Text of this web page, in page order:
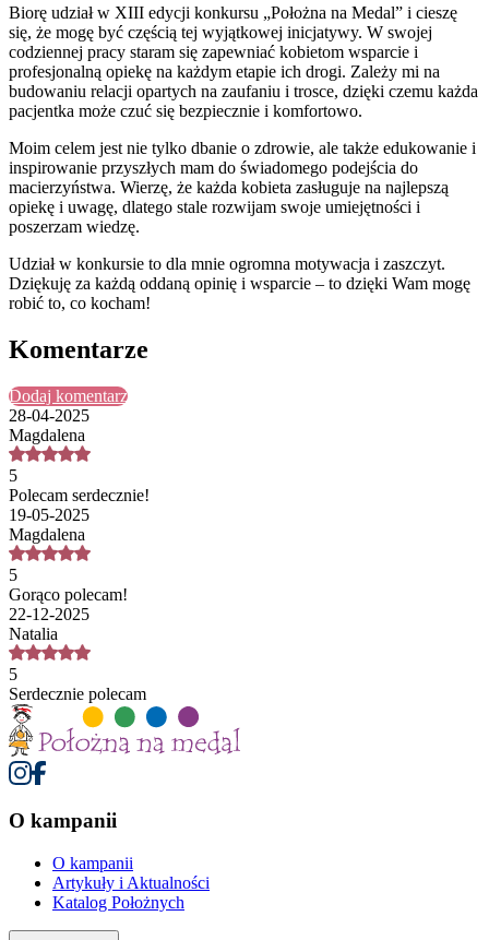
Biorę udział w XIII edycji konkursu „Położna na Medal” i cieszę
się, że mogę być częścią tej wyjątkowej inicjatywy. W swojej
codziennej pracy staram się zapewniać kobietom wsparcie i
profesjonalną opiekę na każdym etapie ich drogi. Zależy mi na
budowaniu relacji opartych na zaufaniu i trosce, dzięki czemu każda
pacjentka może czuć się bezpiecznie i komfortowo.
Moim celem jest nie tylko dbanie o zdrowie, ale także edukowanie i
inspirowanie przyszłych mam do świadomego podejścia do
macierzyństwa. Wierzę, że każda kobieta zasługuje na najlepszą
opiekę i uwagę, dlatego stale rozwijam swoje umiejętności i
poszerzam wiedzę.
Udział w konkursie to dla mnie ogromna motywacja i zaszczyt.
Dziękuję za każdą oddaną opinię i wsparcie – to dzięki Wam mogę
robić to, co kocham!
Komentarze
Dodaj komentarz
28-04-2025
Magdalena
5
Polecam serdecznie!
19-05-2025
Magdalena
5
Gorąco polecam!
22-12-2025
Natalia
5
Serdecznie polecam
O kampanii
O kampanii
Artykuły i Aktualności
Katalog Położnych